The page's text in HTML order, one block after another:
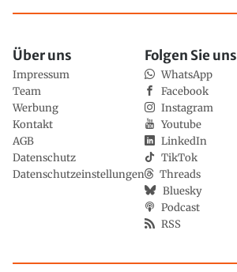
Über uns
Impressum
Team
Werbung
Kontakt
AGB
Datenschutz
Datenschutzeinstellungen
Folgen Sie uns
WhatsApp
Facebook
Instagram
Youtube
LinkedIn
TikTok
Threads
Bluesky
Podcast
RSS